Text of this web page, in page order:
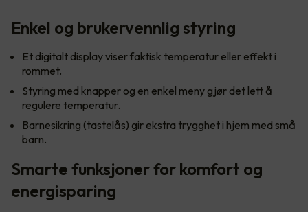
Enkel og brukervennlig styring
Et digitalt display viser faktisk temperatur eller effekt i
rommet.
Styring med knapper og en enkel meny gjør det lett å
regulere temperatur.
Barnesikring (tastelås) gir ekstra trygghet i hjem med små
barn.
Smarte funksjoner for komfort og
energisparing